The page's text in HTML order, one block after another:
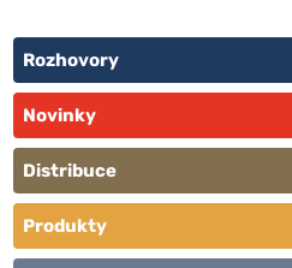
Rozhovory
Novinky
Distribuce
Produkty